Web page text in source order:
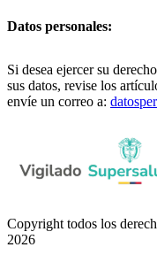
Datos personales:
Si desea ejercer su
sus datos, revise los
envíe un correo a:
Copyright todos los
2026